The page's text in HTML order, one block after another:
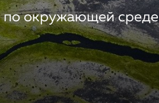
окружающей среде